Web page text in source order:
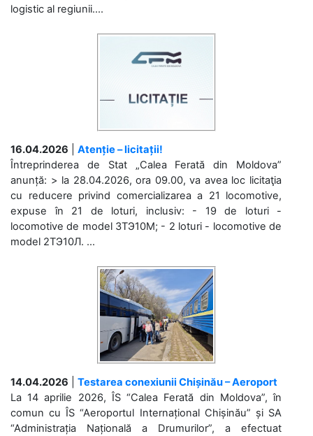
logistic al regiunii....
16.04.2026
Atenție – licitații!
Întreprinderea de Stat „Calea Ferată din Moldova”
anunță: > la 28.04.2026, ora 09.00, va avea loc licitaţia
cu reducere privind comercializarea a 21 locomotive,
expuse în 21 de loturi, inclusiv: - 19 de loturi -
locomotive de model 3ТЭ10М; - 2 loturi - locomotive de
model 2ТЭ10Л. ...
14.04.2026
Testarea conexiunii Chișinău – Aeroport
La 14 aprilie 2026, ÎS “Calea Ferată din Moldova”, în
comun cu ÎS “Aeroportul Internațional Chișinău” și SA
“Administrația Națională a Drumurilor”, a efectuat